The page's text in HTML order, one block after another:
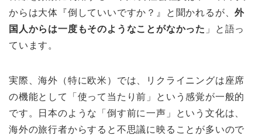
からは大体『倒していいですか？』と聞かれるが、外
国人からは一度もそのようなことがなかった 」と語っ
ています。
実際、海外（特に欧米）では、リクライニングは座席
の機能として「使って当たり前」という感覚が一般的
です。日本のような「倒す前に一声」という文化は、
海外の旅行者からすると不思議に映ることが多いので